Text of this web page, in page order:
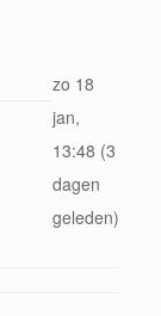
zo 18
jan,
13:48 (3
dagen
geleden)